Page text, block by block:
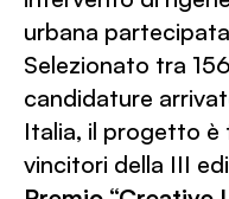
urbana
Selezionato tra
candidature
Italia, il progetto è
vincitori della III